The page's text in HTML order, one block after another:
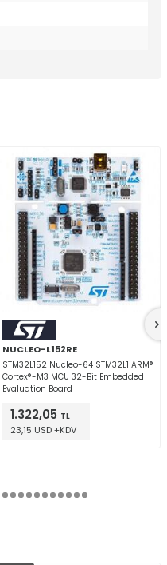
NUCLEO-L152RE
STM32L152 Nucleo-64 STM32L1 ARM®
Cortex®-M3 MCU 32-Bit Embedded
Evaluation Board
1.322,05 TL
23,15 USD +KDV